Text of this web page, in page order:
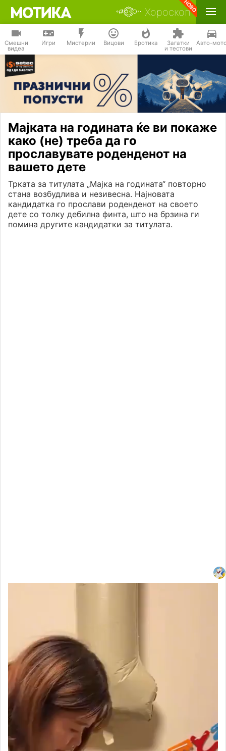
Хороскоп
Смешни
видеа
Игри Мистерии Вицови Еротика Загатки
и тестови
Авто-
Мајката на годината ќе ви покаже
како (не) треба да го
прославувате роденденот на
вашето дете
Трката за титулата „Мајка на годината“ повторно
стана возбудлива и незивесна. Најновата
кандидатка го прослави роденденот на своето
дете со толку дебилна финта, што на брзина ги
помина другите кандидатки за титулата.